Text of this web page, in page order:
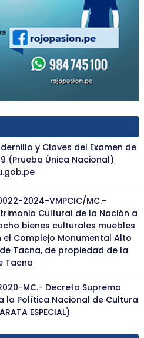
y Claves del Examen de
(Prueba Única Nacional)
2024-VMPCIC/MC.-
Cultural de la Nación a
bienes culturales muebles
el Complejo Monumental Alto
Tacna, de propiedad de la
Tacna
MC.- Decreto Supremo
la Política Nacional de Cultura
ESPECIAL)